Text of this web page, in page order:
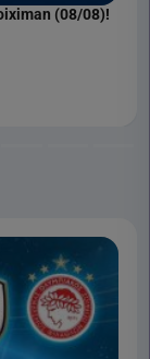
(08/08)!